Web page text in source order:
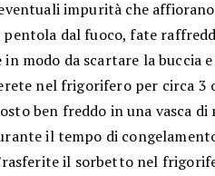
impurità che
pentola dal fuoco, fate
in modo da scartare la buccia
nel frigorifero per circa 3
ben freddo in una vasca
il tempo di
il sorbetto nel